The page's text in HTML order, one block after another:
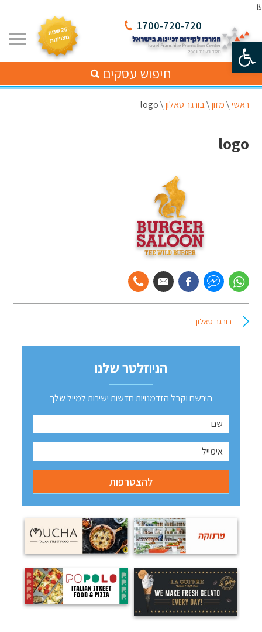
פתח סרגל נגישות
ß
1700-720-720
חיפוש עסקים
ראשי\מזון\בורגר סאלון\
logo
logo
בורגר סאלון
הניוזלטר שלנו
הירשם וקבל הזדמנויות חדשות ישירות למייל שלך